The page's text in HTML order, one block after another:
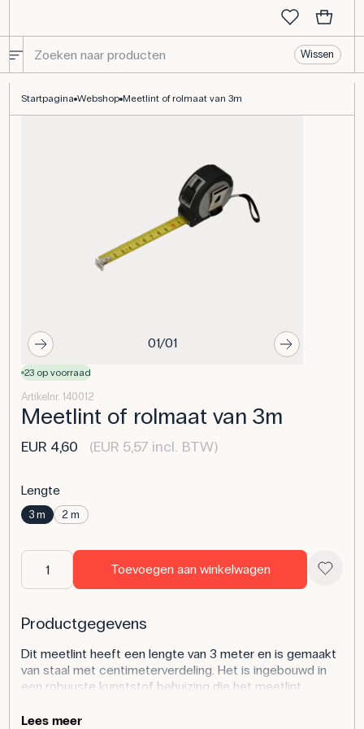
Wissen
Startpagina Webshop Meetlint of rolmaat van 3m
01/01
23 op voorraad
Artikelnr. 140012
Meetlint of rolmaat van 3m
EUR 4,60 (EUR 5,57 incl. BTW)
Lengte
3 m 2 m
Toevoegen aan winkelwagen
Productgegevens
Dit meetlint heeft een lengte van 3 meter en is gemaakt
van staal met centimeterverdeling. Het is ingebouwd in
een robuuste kunststof behuizing die het meetlint
is uitgerust met een vergrendelfunctie zodat het op de
Lees meer